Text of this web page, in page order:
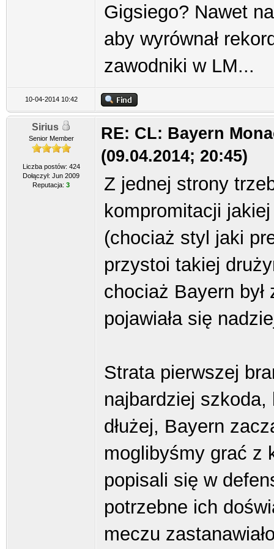
Gigsiego? Nawet
aby wyrównał
zawodniki w LM...
10-04-2014 10:42
Sirius
Senior Member
Liczba postów: 424
Dołączył: Jun 2009
Reputacja: 3
RE: CL: Bayern
(09.04.2014; 20:45)
Z jednej strony
kompromitacji
(chociaż styl jaki
przystoi takiej
chociaż Bayern
pojawiała się
Strata pierwszej
najbardziej
dłużej, Bayern
moglibyśmy grać z
popisali się w
potrzebne ich
meczu